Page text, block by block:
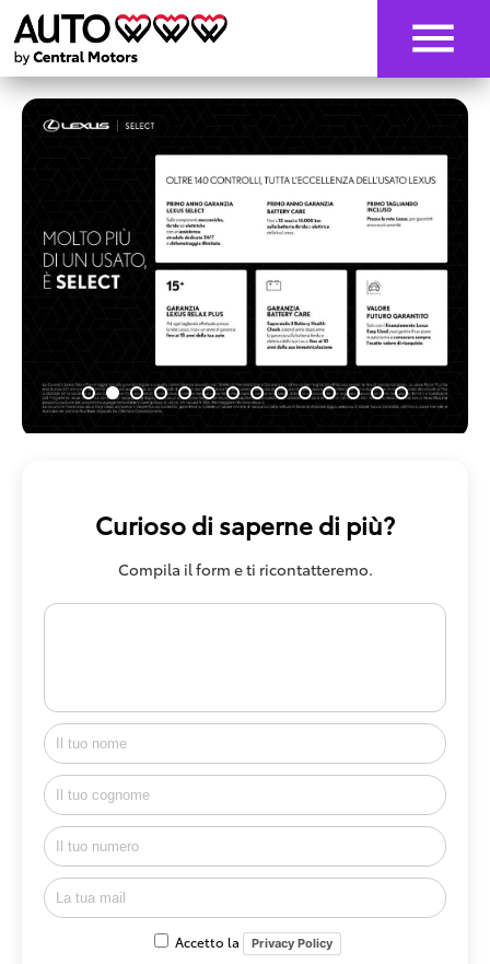
Curioso di saperne di più?
Compila il form e ti ricontatteremo.
Accetto la Privacy Policy